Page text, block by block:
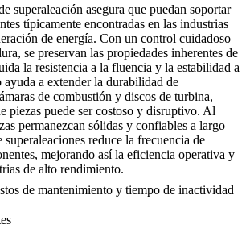
superaleación asegura que puedan soportar
típicamente encontradas en las industrias
de energía. Con un control cuidadoso
se preservan las propiedades inherentes de
la resistencia a la fluencia y la estabilidad a
ayuda a extender la durabilidad de
de combustión y discos de turbina,
piezas puede ser costoso y disruptivo. Al
permanezcan sólidas y confiables a largo
reduce la frecuencia de
mejorando así la eficiencia operativa y
de alto rendimiento.
de mantenimiento y tiempo de inactividad